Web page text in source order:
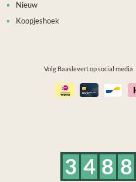
Nieuw
Koopjeshoek
Volg Baaslevert op social media
3 4 8 8